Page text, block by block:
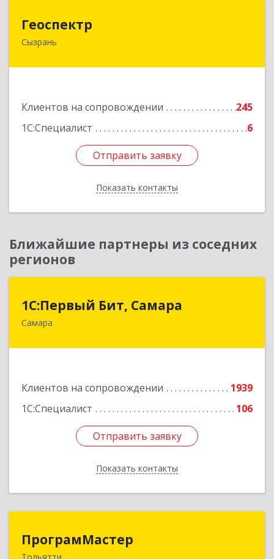
Геоспектр
Сызрань
Клиентов на сопровождении
245
1С:Специалист
6
Отправить заявку
Показать контакты
446001, Самарская обл, Сызрань г, Кирова ул,
Отправить заявку
Назад
Ближайшие партнеры из соседних
регионов
1С:Первый Бит, Самара
Самара
Клиентов на сопровождении
1939
1С:Специалист
106
Отправить заявку
Показать контакты
1С:Первый Бит, Самара
443013, Самарская обл, Самара г, Дачная ул,
Отправить заявку
Назад
ПрограмМастер
Тольятти